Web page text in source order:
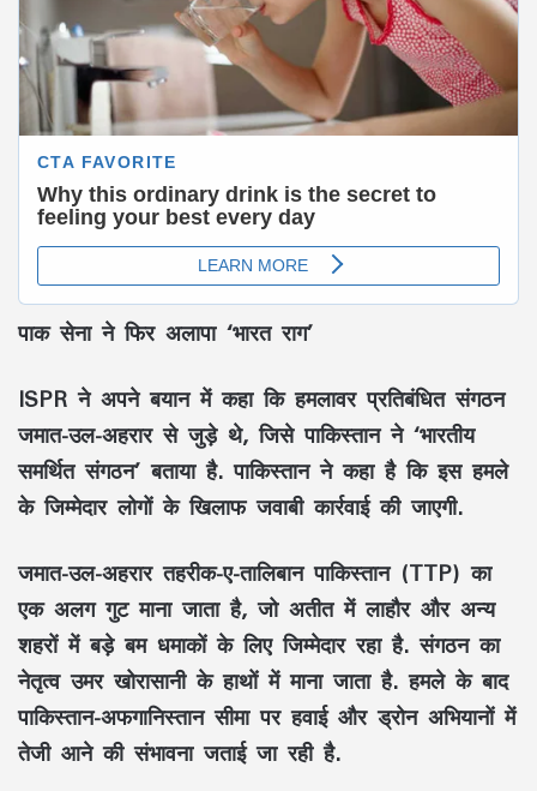
पाक सेना ने फिर अलापा ‘भारत राग’
ISPR ने अपने बयान में कहा कि हमलावर प्रतिबंधित संगठन
जमात-उल-अहरार से जुड़े थे, जिसे पाकिस्तान ने ‘भारतीय
समर्थित संगठन’ बताया है. पाकिस्तान ने कहा है कि इस हमले
के जिम्मेदार लोगों के खिलाफ जवाबी कार्रवाई की जाएगी.
जमात-उल-अहरार तहरीक-ए-तालिबान पाकिस्तान (TTP) का
एक अलग गुट माना जाता है, जो अतीत में लाहौर और अन्य
शहरों में बड़े बम धमाकों के लिए जिम्मेदार रहा है. संगठन का
नेतृत्व उमर खोरासानी के हाथों में माना जाता है. हमले के बाद
पाकिस्तान-अफगानिस्तान सीमा पर हवाई और ड्रोन अभियानों में
तेजी आने की संभावना जताई जा रही है.